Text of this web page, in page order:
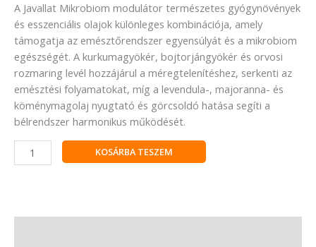
A Javallat Mikrobiom modulátor természetes gyógynövények
és esszenciális olajok különleges kombinációja, amely
támogatja az emésztőrendszer egyensúlyát és a mikrobiom
egészségét. A kurkumagyökér, bojtorjángyökér és orvosi
rozmaring levél hozzájárul a méregtelenítéshez, serkenti az
emésztési folyamatokat, míg a levendula-, majoranna- és
köménymagolaj nyugtató és görcsoldó hatása segíti a
bélrendszer harmonikus működését.
KOSÁRBA TESZEM